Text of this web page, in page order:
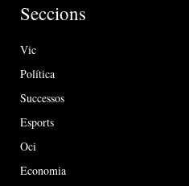
Seccions
Vic
Política
Successos
Esports
Oci
Economia